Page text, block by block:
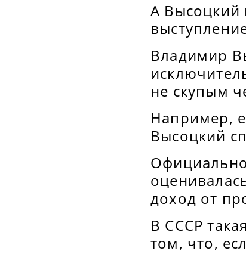
А Высоцкий
Владимир
не скупым
Например,
Высоцкий
доход от
В СССР
том, что,